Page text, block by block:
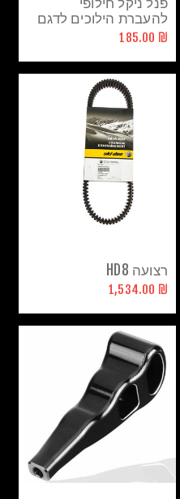
להעברת הילוכים לדגם
MAVERICK X3
₪ 185.00
רצועה HD8
₪ 1,534.00